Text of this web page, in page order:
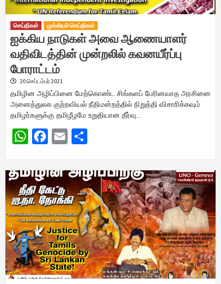
செய்திகள் முக்கியச் செய்திகள்
ஐக்கிய நாடுகள் அவை ஆணையாளர்
வதிவிடத்தின் முன்றலில் கவனயீர்ப்பு
போராட்டம்
20 செப்டம்பர் 2021
தமிழின அழிப்பினை மேற்கொண்ட சிங்களப் பேரினவாத அரசினை
அனைத்துலக குற்றவியல் நீதிமன்றத்தில் நிறுத்தி விசாரிக்கவும்
தமிழர்களுக்கு தமிழீழமே உறுதியான தீர்வு…
WhatsApp
Facebook
Email